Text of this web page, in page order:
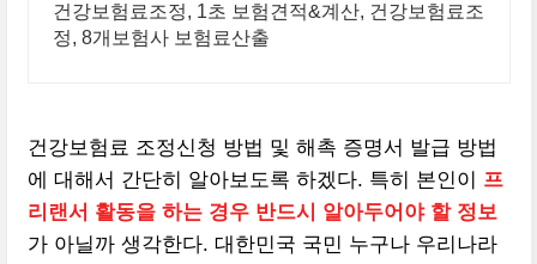
건강보험료조정, 1초 보험견적&계산, 건강보험료조
정, 8개보험사 보험료산출
건강보험료 조정신청 방법 및 해촉 증명서 발급 방법
에 대해서 간단히 알아보도록 하겠다. 특히 본인이 프
리랜서 활동을 하는 경우 반드시 알아두어야 할 정보
가 아닐까 생각한다. 대한민국 국민 누구나 우리나라